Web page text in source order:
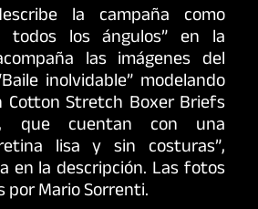
la campaña como
todos los ángulos” en la
las imágenes del
inolvidable” modelando
Cotton Stretch Boxer Briefs
que cuentan con una
lisa y sin costuras”,
en la descripción. Las fotos
Mario Sorrenti.